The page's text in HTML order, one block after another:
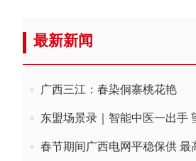
最新新闻
广西三江：春染侗寨桃花艳
东盟场景录｜智能中医一出手
春节期间广西电网平稳保供 最